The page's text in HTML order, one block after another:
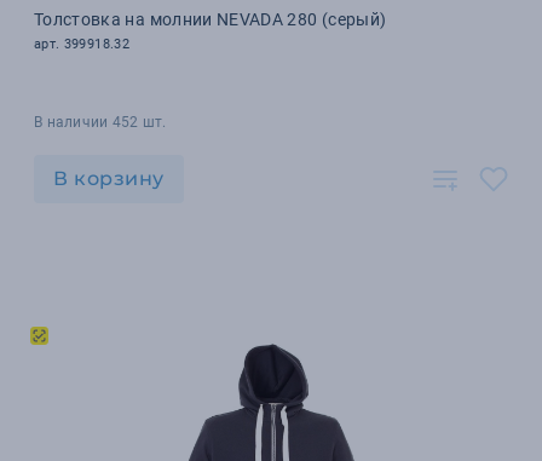
Толстовка на молнии NEVADA 280 (серый)
арт. 399918.32
В наличии 452 шт.
В корзину